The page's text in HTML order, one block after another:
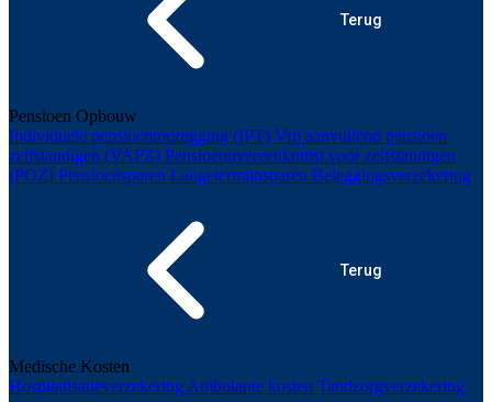
Terug
Pensioen Opbouw
Individuele pensioentoezegging (IPT) Vrij aanvullend pensioen
zelfstandigen (VAPZ) Pensioenovereenkomst voor zelfstandigen
(POZ) Pensioensparen Langetermijnsparen Beleggingsverzekering
Terug
Medische Kosten
Hospitalisatieverzekering Ambulante kosten Tandzorgverzekering